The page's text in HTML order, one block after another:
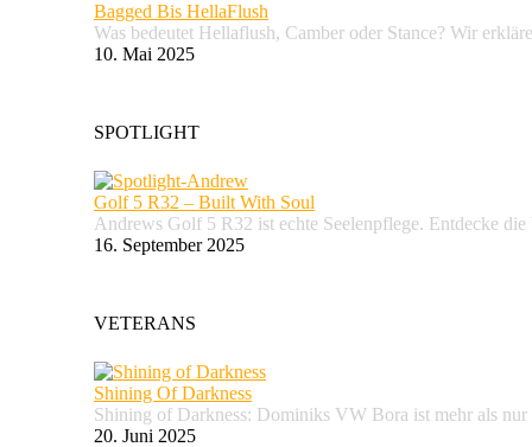
Bagged Bis HellaFlush
Was bedeutet Hellaflush, Camber oder Stance? Wir
10. Mai 2025
SPOTLIGHT
Golf 5 R32 – Built With Soul
Andrews Golf 5 R32 ist echte Seelenpflege. Entdecke
16. September 2025
VETERANS
Shining Of Darkness
Shining of Darkness: Dominiks VW Bora ist mehr als
20. Juni 2025